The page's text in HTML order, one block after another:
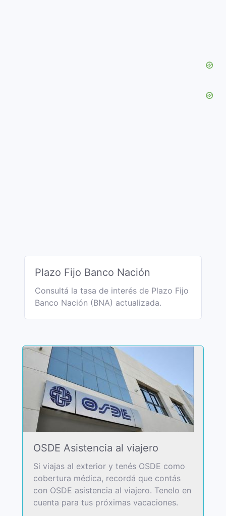
Plazo Fijo Banco Nación
Consultá la tasa de interés de Plazo Fijo
Banco Nación (BNA) actualizada.
OSDE Asistencia al viajero
Si viajas al exterior y tenés OSDE como
cobertura médica, recordá que contás
con OSDE asistencia al viajero. Tenelo en
cuenta para tus próximas vacaciones.